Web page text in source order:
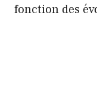
fonction des